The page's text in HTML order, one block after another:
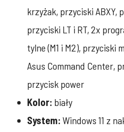
krzyżak, przyciski ABXY,
przyciski LT i RT, 2x
tylne (M1 i M2), przyciski
Asus Command Center,
przycisk power
Kolor: biały
System: Windows 11 z